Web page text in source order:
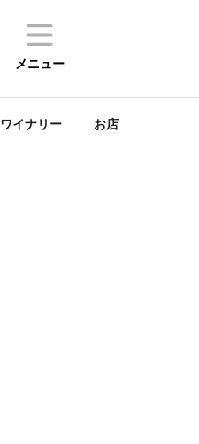
メニュー
ワイナリー お店